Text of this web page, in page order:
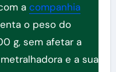
a companhia
o peso do
g, sem afetar a
e a sua